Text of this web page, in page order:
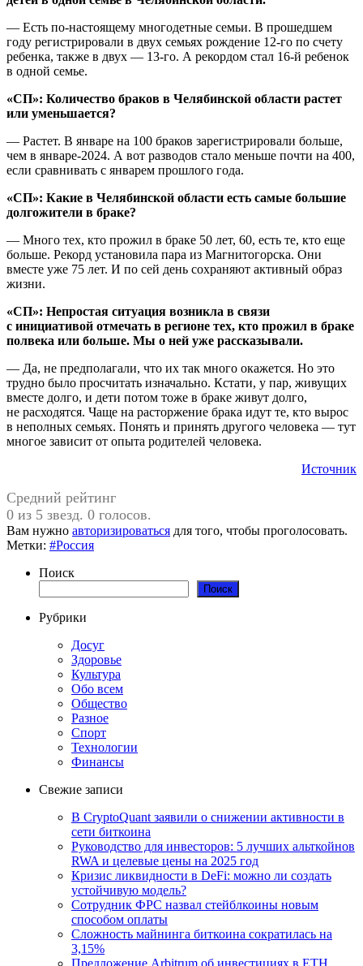
— Есть по-настоящему многодетные семьи. В прошедшем
году регистрировали в двух семьях рождение 12-го по счету
ребенка, также в двух — 13-го. А рекордом стал 16-й ребенок
в одной семье.
«СП»: Количество браков в Челябинской области растет
или уменьшается?
— Растет. В январе на 100 браков зарегистрировали больше,
чем в январе-2024. А вот разводов стало меньше почти на 400,
если сравнивать с январем прошлого года.
«СП»: Какие в Челябинской области есть самые большие
долгожители в браке?
— Много тех, кто прожил в браке 50 лет, 60, есть те, кто еще
больше. Рекорд установила пара из Магнитогорска. Они
вместе уже 75 лет. И по сей день сохраняют активный образ
жизни.
«СП»: Непростая ситуация возникла в связи
с инициативой отмечать в регионе тех, кто прожил в браке
полвека или больше. Мы о ней уже рассказывали.
— Да, не предполагали, что их так много окажется. Но это
трудно было просчитать изначально. Кстати, у пар, живущих
вместе долго, и дети потом тоже в браке живут долго,
не расходятся. Чаще на расторжение брака идут те, кто вырос
в неполных семьях. Понять и принять другого человека — тут
многое зависит от опыта родителей человека.
Источник
Средний рейтинг
0 из 5 звезд. 0 голосов.
Вам нужно авторизироваться для того, чтобы проголосовать.
Метки: #Россия
Поиск
Поиск
Рубрики
Досуг
Здоровье
Культура
Обо всем
Общество
Разное
Спорт
Технологии
Финансы
Свежие записи
В CryptoQuant заявили о снижении активности в
сети биткоина
Руководство для инвесторов: 5 лучших альткойнов
RWA и целевые цены на 2025 год
Кризис ликвидности в DeFi: можно ли создать
устойчивую модель?
Сотрудник ФРС назвал стейблкоины новым
способом оплаты
Сложность майнинга биткоина сократилась на
3,15%
Предложение Arbitrum об инвестициях в ETH